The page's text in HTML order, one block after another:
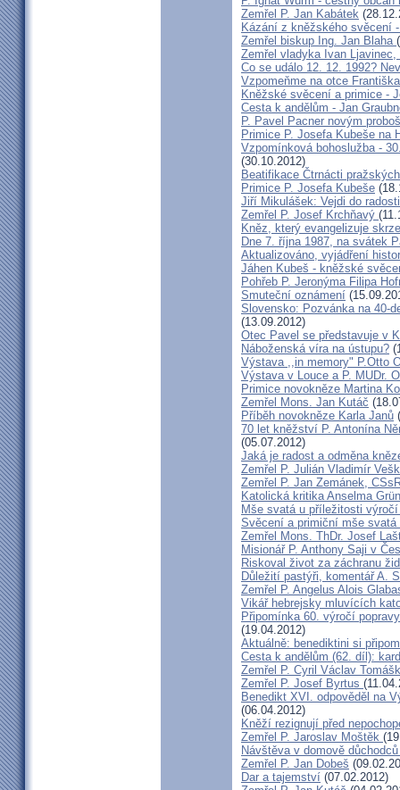
Zemřel P. Jan Kabátek
Kázání z kněžského svěcení
Zemřel biskup Ing. Jan Blaha
Zemřel vladyka Ivan
Co se událo 12. 12. 1992?
Vzpomeňme na otce
Kněžské svěcení a primice -
Cesta k andělům - Jan
P. Pavel Pacner novým
Primice P. Josefa Kubeše na
Vzpomínková bohoslužba -
(30.10.2012)
Beatifikace Čtrnácti
Primice P. Josefa Kubeše
Jiří Mikulášek: Vejdi do
Zemřel P. Josef Krchňavý
Kněz, který evangelizuje
Dne 7. října 1987, na svátek
Aktualizováno, vyjádření
Jáhen Kubeš - kněžské
Pohřeb P. Jeronýma Filipa
Smuteční oznámení
Slovensko: Pozvánka na 40-
(13.09.2012)
Otec Pavel se představuje v
Náboženská víra na ústupu?
Výstava ,,in memory" P.Otto
Výstava v Louce a P. MUDr.
Primice novokněze Martina
Zemřel Mons. Jan Kutáč
Příběh novokněze Karla Janů
70 let kněžství P. Antonína
(05.07.2012)
Jaká je radost a odměna
Zemřel P. Julián Vladimír
Zemřel P. Jan Zemánek,
Katolická kritika Anselma
Mše svatá u příležitosti
Svěcení a primiční mše
Zemřel Mons. ThDr. Josef
Misionář P. Anthony Saji v
Riskoval život za záchranu
Důležití pastýři, komentář A.
Zemřel P. Angelus Alois
Vikář hebrejsky mluvících
Připomínka 60. výročí
(19.04.2012)
Aktuálně: benediktini si
Cesta k andělům (62. díl):
Zemřel P. Cyril Václav
Zemřel P. Josef Byrtus
Benedikt XVI. odpověděl na
(06.04.2012)
Kněží rezignují před
Zemřel P. Jaroslav Moštěk
Návštěva v domově
Zemřel P. Jan Dobeš
Dar a tajemství (07.02.2012)